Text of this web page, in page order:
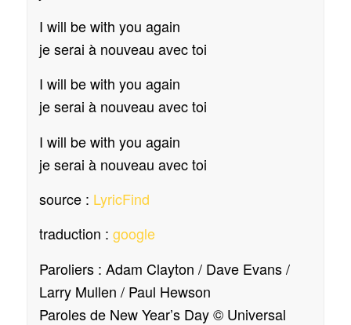
I will be with you again
je serai à nouveau avec toi
I will be with you again
je serai à nouveau avec toi
I will be with you again
je serai à nouveau avec toi
source : LyricFind
traduction : google
Paroliers : Adam Clayton / Dave Evans /
Larry Mullen / Paul Hewson
Paroles de New Year’s Day © Universal